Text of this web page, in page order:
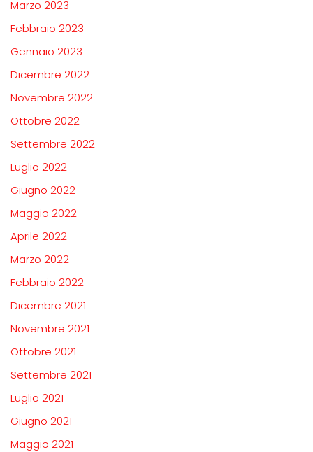
Marzo 2023
Febbraio 2023
Gennaio 2023
Dicembre 2022
Novembre 2022
Ottobre 2022
Settembre 2022
Luglio 2022
Giugno 2022
Maggio 2022
Aprile 2022
Marzo 2022
Febbraio 2022
Dicembre 2021
Novembre 2021
Ottobre 2021
Settembre 2021
Luglio 2021
Giugno 2021
Maggio 2021